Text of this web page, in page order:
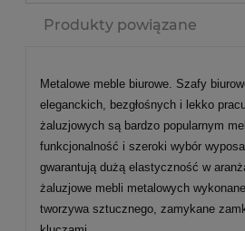
Produkty powiązane
Metalowe meble biurowe. Szafy
eleganckich, bezgłośnych i lekko
żaluzjowych są bardzo popularnym
funkcjonalność i szeroki wybór
gwarantują dużą elastyczność w
żaluzjowe mebli metalowych
tworzywa sztucznego, zamykane